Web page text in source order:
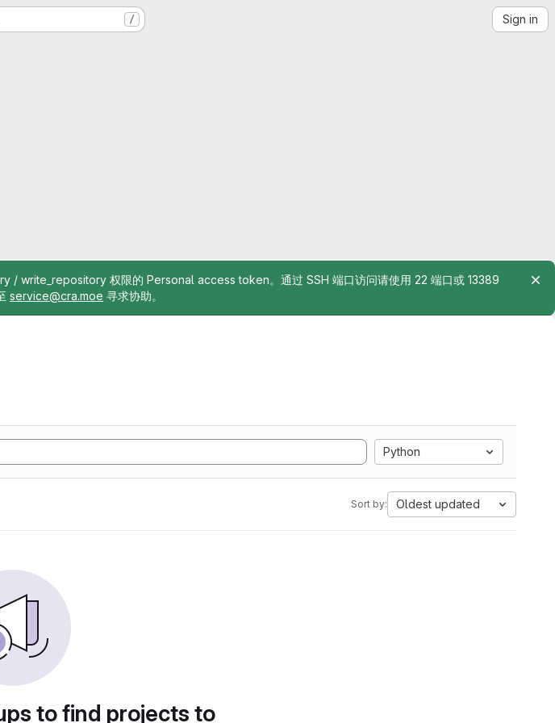
/ Sign in
write_repository 权限的 Personal access token。通过 SSH 端口访问请使用 22 端口或 13389
service@cra.moe 寻求协助。
Python
Sort by: Oldest updated
to find projects to